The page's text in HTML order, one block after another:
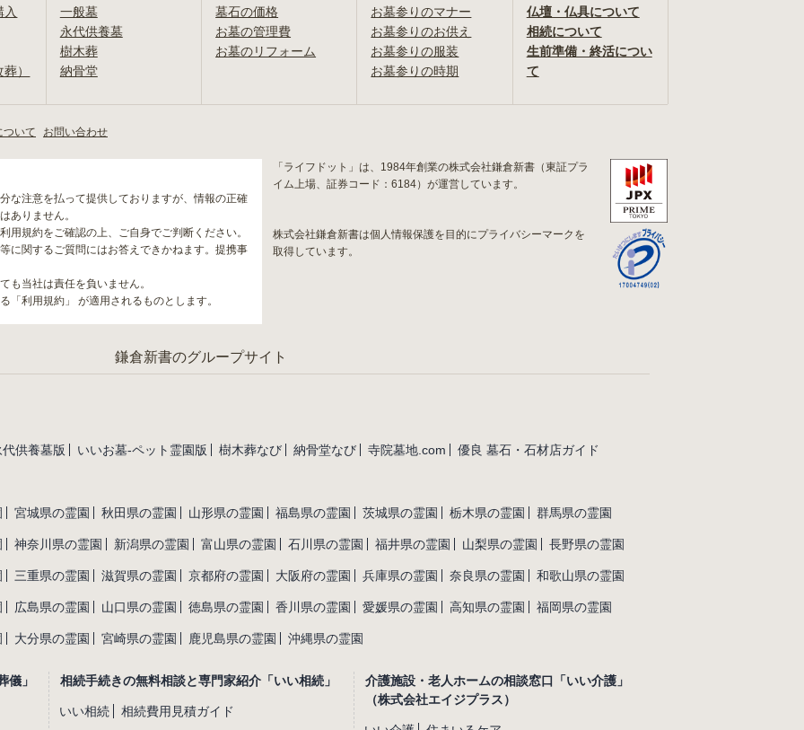
）
一般墓
永代供養墓
樹木葬
納骨堂
墓石の価格
お墓の管理費
お墓のリフォーム
お墓参りのマナー
お墓参りのお供え
お墓参りの服装
お墓参りの時期
仏壇・仏具について
相続について
生前準備・終活につい
て
ついて お問い合わせ
な注意を払って提供しておりますが、情報の正確
ありません。
用規約をご確認の上、ご自身でご判断ください。
に関するご質問にはお答えできかねます。提携事
も当社は責任を負いません。
「利用規約」 が適用されるものとします。
「ライフドット」は、1984年創業の株式会社鎌倉新書（東証プラ
イム上場、証券コード：6184）が運営しています。
株式会社鎌倉新書は個人情報保護を目的にプライバシーマークを
取得しています。
鎌倉新書のグループサイト
供養墓版 いいお墓-ペット霊園版 樹木葬なび 納骨堂なび 寺院墓地.com 優良 墓石・石材店ガイド
宮城県の霊園 秋田県の霊園 山形県の霊園 福島県の霊園 茨城県の霊園 栃木県の霊園 群馬県の霊園
神奈川県の霊園 新潟県の霊園 富山県の霊園 石川県の霊園 福井県の霊園 山梨県の霊園 長野県の霊園
三重県の霊園 滋賀県の霊園 京都府の霊園 大阪府の霊園 兵庫県の霊園 奈良県の霊園 和歌山県の霊園
広島県の霊園 山口県の霊園 徳島県の霊園 香川県の霊園 愛媛県の霊園 高知県の霊園 福岡県の霊園
大分県の霊園 宮崎県の霊園 鹿児島県の霊園 沖縄県の霊園
儀」 相続手続きの無料相談と専門家紹介「いい相続」
いい相続 相続費用見積ガイド
介護施設・老人ホームの相談窓口「いい介護」
（株式会社エイジプラス）